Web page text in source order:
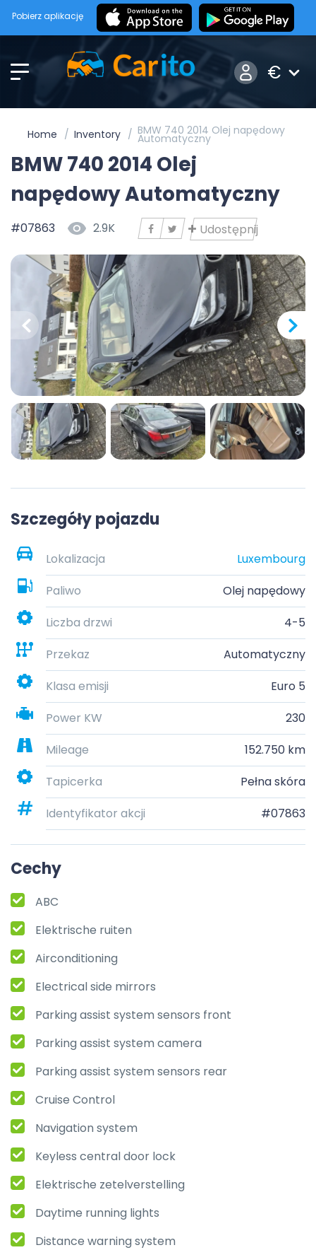
Pobierz aplikację
€
Home Inventory BMW 740 2014 Olej napędowy
Automatyczny
BMW 740 2014 Olej
napędowy Automatyczny
#07863 2.9K Udostępnij
Szczegóły pojazdu
Lokalizacja
Luxembourg
Paliwo
Olej napędowy
Liczba drzwi
4-5
Przekaz
Automatyczny
Klasa emisji
Euro 5
Power KW
230
Mileage
152.750 km
Tapicerka
Pełna skóra
Identyfikator akcji
#07863
Cechy
ABC
Elektrische ruiten
Airconditioning
Electrical side mirrors
Parking assist system sensors front
Parking assist system camera
Parking assist system sensors rear
Cruise Control
Navigation system
Keyless central door lock
Elektrische zetelverstelling
Daytime running lights
Distance warning system